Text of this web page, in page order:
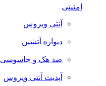
امنیتی
آنتی ویروس
دیواره آتشین
ضد هک و جاسوسی
آپدیت آنتی ویروس